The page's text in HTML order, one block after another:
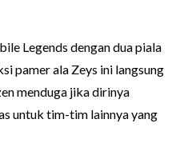
Legends dengan dua piala
pamer ala Zeys ini langsung
menduga jika dirinya
untuk tim-tim lainnya yang